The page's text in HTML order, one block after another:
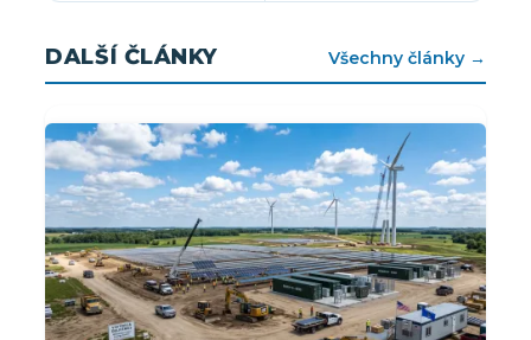
DALŠÍ ČLÁNKY Všechny články →